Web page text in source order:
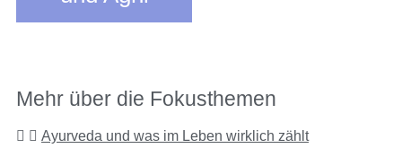
Mehr über die Fokusthemen
Ayurveda und was im Leben wirklich zählt